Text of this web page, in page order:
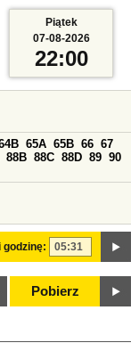
godzinę:
65A 65B 66 67
88B 88C 88D 89 90
Pobierz
Piątek
07-08-2026
22:00